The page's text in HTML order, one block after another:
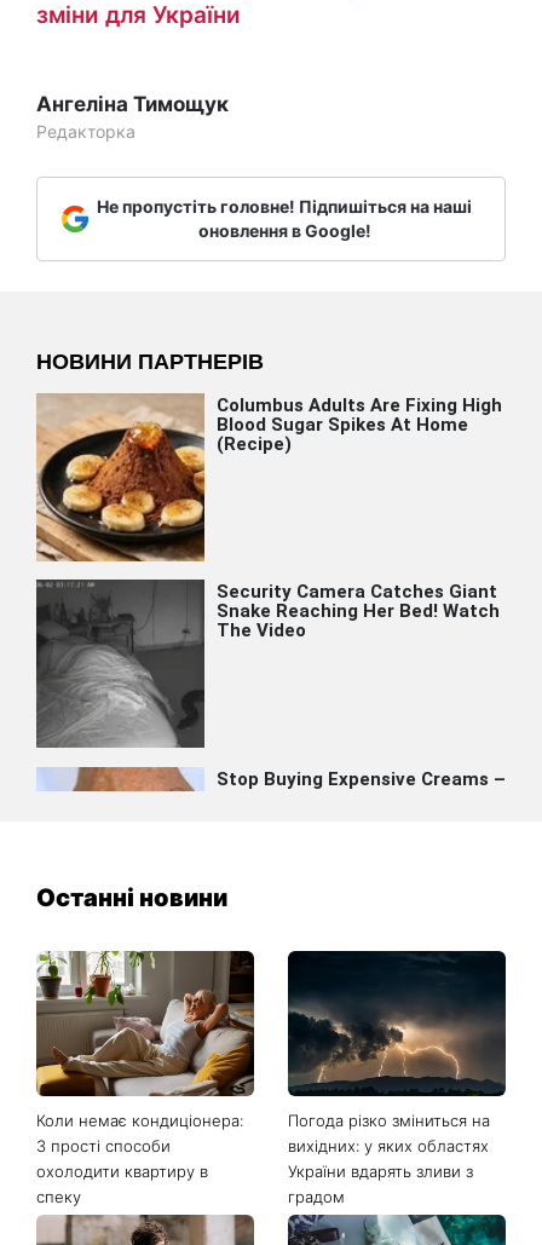
зміни для України
Ангеліна Тимощук
Редакторка
Не пропустіть головне! Підпишіться на наші
оновлення в Google!